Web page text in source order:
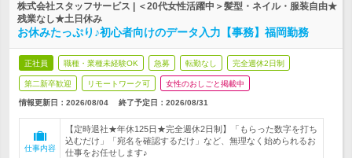
株式会社スタッフサービス | ＜20代女性活躍中＞髪型・ネイル・服装自由★
残業なし★土日休み
お休みたっぷり♪初心者向けのデータ入力【事務】福岡勤務
正社員 職種・業種未経験OK 急募 転勤なし 完全週休2日制
第二新卒歓迎 リモートワーク可 女性のおしごと掲載中
情報更新日：2026/08/04 終了予定日： 2026/08/31
仕事内容
【定時退社★年休125日★完全週休2日制】「もらった数字を打ち
込むだけ」「宛名を確認するだけ」など、無理なく始められるお
仕事をお任せします♪